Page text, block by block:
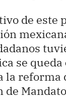
de este
se queda
la
de